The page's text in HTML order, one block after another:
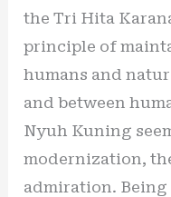
the Tri Hita
principle of
humans and
and between
Nyuh Kuning
modernization,
admiration.